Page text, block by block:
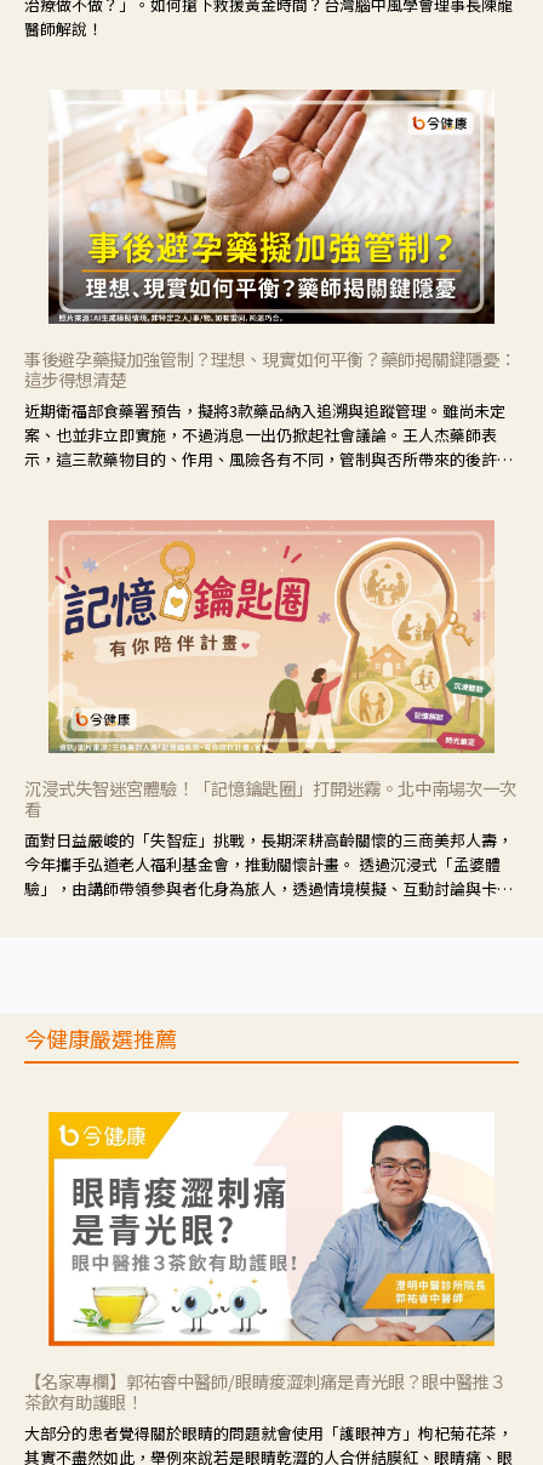
醫師解說！
事後避孕藥擬加強管制？理想、現實如何平衡？藥師揭關鍵隱憂：
這步得想清楚
近期衛福部食藥署預告，擬將3款藥品納入追溯與追蹤管理。雖尚未定
案、也並非立即實施，不過消息一出仍掀起社會議論。王人杰藥師表
示，這三款藥物目的、作用、風險各有不同，管制與否所帶來的後許影
沉浸式失智迷宮體驗！「記憶鑰匙圈」打開迷霧。北中南場次一次
看
面對日益嚴峻的「失智症」挑戰，長期深耕高齡關懷的三商美邦人壽，
今年攜手弘道老人福利基金會，推動關懷計畫。 透過沉浸式「孟婆體
驗」，由講師帶領參與者化身為旅人，透過情境模擬、互動討論與卡牌
今健康嚴選推薦
【名家專欄】郭祐睿中醫師/眼睛痠澀刺痛是青光眼？眼中醫推３
茶飲有助護眼！
大部分的患者覺得關於眼睛的問題就會使用「護眼神方」枸杞菊花茶，
其實不盡然如此，舉例來說若是眼睛乾澀的人合併結膜紅、眼睛痛、眼